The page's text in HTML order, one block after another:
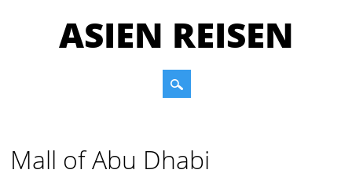
ASIEN REISEN
Mall of Abu Dhabi